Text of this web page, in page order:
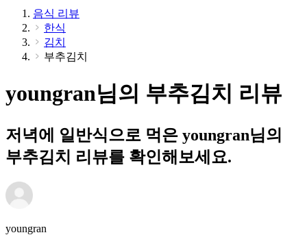
음식 리뷰
한식
김치
부추김치
youngran님의 부추김치 리뷰
저녁에 일반식으로 먹은 youngran님의
부추김치 리뷰를 확인해보세요.
youngran